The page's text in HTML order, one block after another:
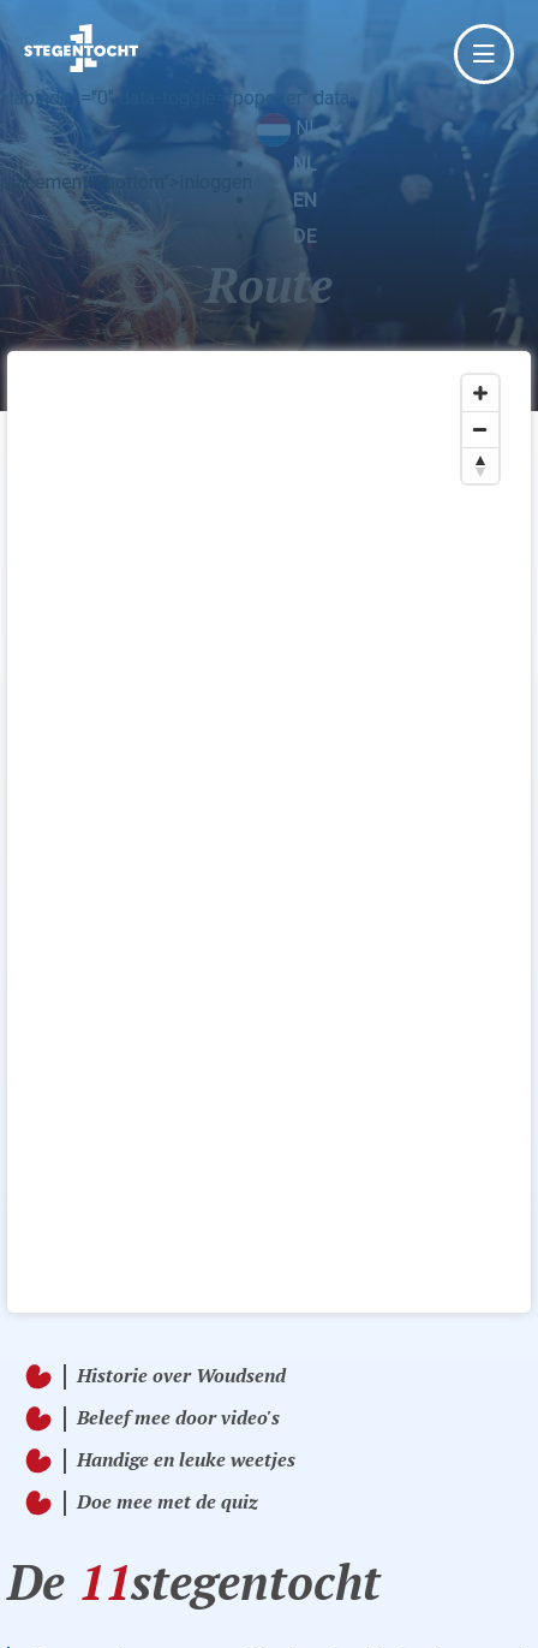
' tabindex="0" data-toggle="popover" data-
placement="bottom">Inloggen
NL
NL
EN
DE
Route
Historie over Woudsend
Beleef mee door video's
Handige en leuke weetjes
Doe mee met de quiz
De 11stegentocht